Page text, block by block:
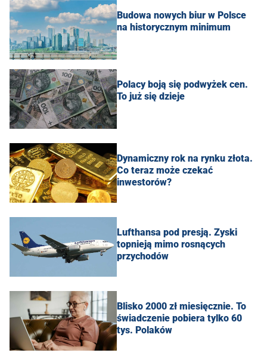
Budowa nowych biur w Polsce
na historycznym minimum
Polacy boją się podwyżek cen.
To już się dzieje
Dynamiczny rok na rynku złota.
Co teraz może czekać
inwestorów?
Lufthansa pod presją. Zyski
topnieją mimo rosnących
przychodów
Blisko 2000 zł miesięcznie. To
świadczenie pobiera tylko 60
tys. Polaków